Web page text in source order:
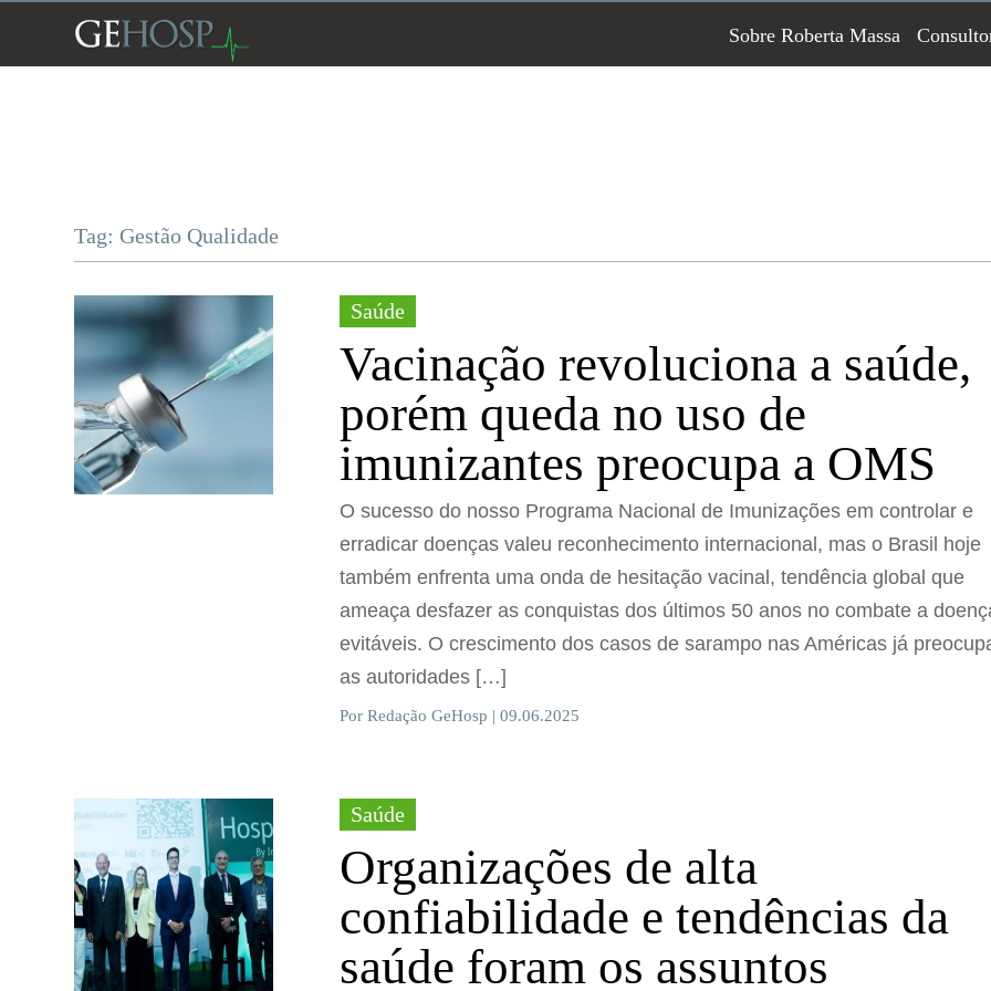
Sobre Roberta Massa
Tag: Gestão Qualidade
Saúde
Vacinação revoluciona a saúde,
porém queda no uso de
imunizantes preocupa a OMS
O sucesso do nosso Programa Nacional de Imunizações em controlar e
erradicar doenças valeu reconhecimento internacional, mas o Brasil hoje
também enfrenta uma onda de hesitação vacinal, tendência global que
ameaça desfazer as conquistas dos últimos 50 anos no combate a
evitáveis. O crescimento dos casos de sarampo nas Américas já
as autoridades […]
Por Redação GeHosp | 09.06.2025
Saúde
Organizações de alta
confiabilidade e tendências da
saúde foram os assuntos